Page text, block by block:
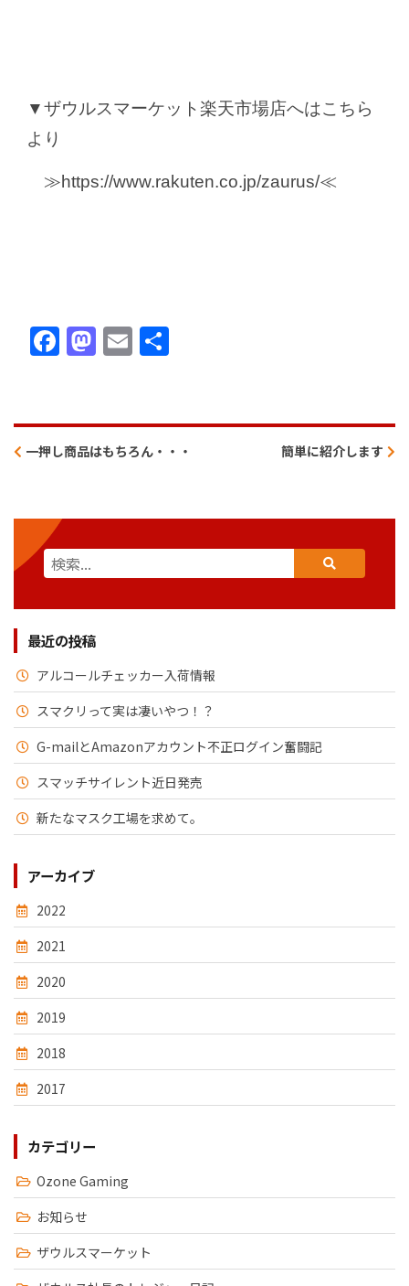
▼ザウルスマーケット楽天市場店へはこちら
より
≫https://www.rakuten.co.jp/zaurus/≪
Facebook
Mastodon
Email
一押し商品はもちろん・・・ 簡単に紹介します
最近の投稿
アルコールチェッカー入荷情報
スマクリって実は凄いやつ！？
G-mailとAmazonアカウント不正ログイン奮闘記
スマッチサイレント近日発売
新たなマスク工場を求めて。
アーカイブ
2022
2021
2020
2019
2018
2017
カテゴリー
Ozone Gaming
お知らせ
ザウルスマーケット